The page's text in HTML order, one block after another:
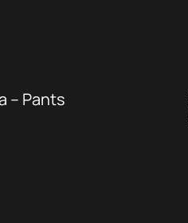
Mandala – Pants